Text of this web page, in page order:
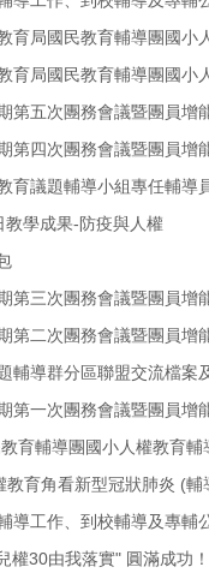
育局國民教育輔導團國
育局國民教育輔導團國小
第五次團務會議暨團員增
第四次團務會議暨團員
育議題輔導小組專任輔導
學成果-防疫與人權
第三次團務會議暨團員
第二次團務會議暨團員增
輔導群分區聯盟交流檔案
第一次團務會議暨團員增
育輔導團國小人權教育
育角看新型冠狀肺炎 (
導工作、到校輔導及專輔
權30由我落實" 圓滿成功！